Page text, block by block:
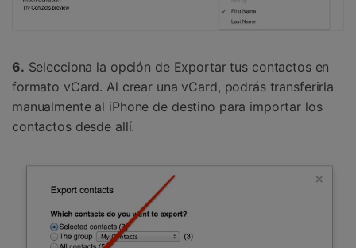
6. Selecciona la opción de Exportar tus contactos en
formato vCard. Al crear una vCard, podrás transferirla
manualmente al iPhone de destino para importar los
contactos desde allí.